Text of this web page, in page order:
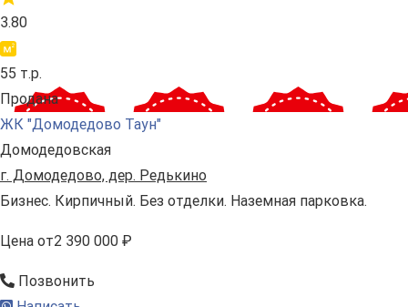
3.80
55 т.р.
Продана
ЖК "Домодедово Таун"
Домодедовская
г. Домодедово, дер. Редькино
Бизнес. Кирпичный. Без отделки. Наземная парковка.
Цена от2 390 000 ₽
Позвонить